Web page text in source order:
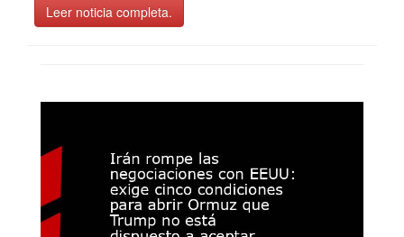
Leer noticia completa.